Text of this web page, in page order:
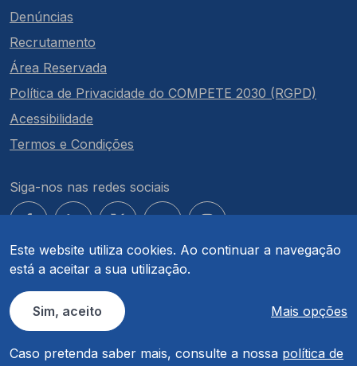
Este website utiliza cookies. Ao continuar a navegação
está a aceitar a sua utilização.
Sim, aceito Mais opções
Caso pretenda saber mais, consulte a nossa política de
Denúncias
Recrutamento
Área Reservada
Política de Privacidade do COMPETE 2030 (RGPD)
Acessibilidade
Termos e Condições
Siga-nos nas redes sociais
© COMPETE 2030. Todos os direitos reservados.